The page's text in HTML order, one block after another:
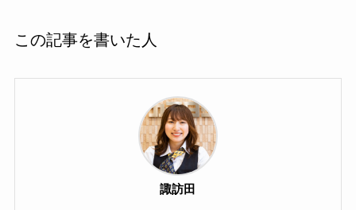
この記事を書いた人
諏訪田